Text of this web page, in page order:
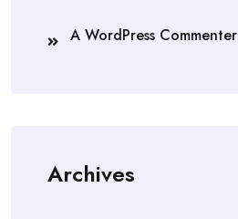
A WordPress Commenter
Archives